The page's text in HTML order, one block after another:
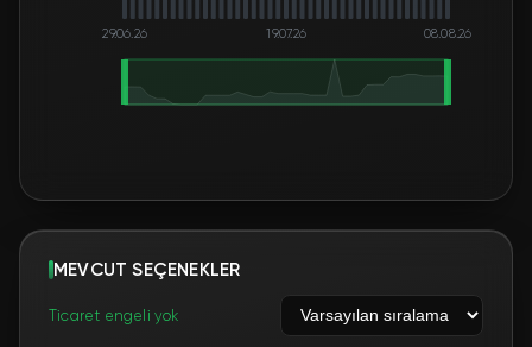
29.06.26 19.07.26 08.08.26
MEVCUT SEÇENEKLER
Ticaret engeli yok